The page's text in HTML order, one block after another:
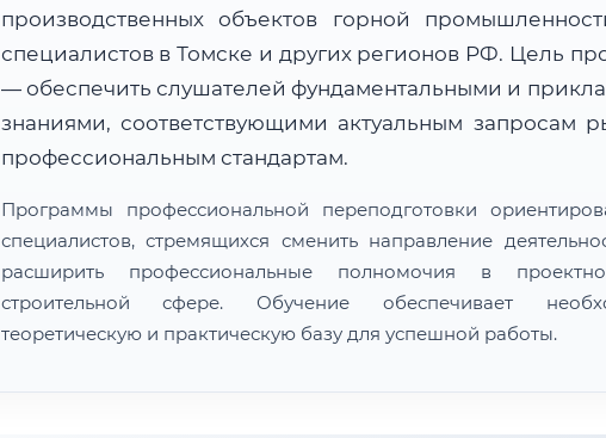
производственных объектов горной
специалистов в Томске и других регионов РФ. Цель
— обеспечить слушателей фундаментальными и
знаниями, соответствующими актуальным запросам
профессиональным стандартам.
Программы профессиональной переподготовки
специалистов, стремящихся сменить направление
расширить профессиональные полномочия в
строительной сфере. Обучение обеспечивает
теоретическую и практическую базу для успешной работы.